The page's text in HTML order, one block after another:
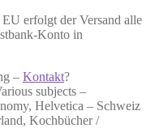
erfolgt der Versand alle
Konto in
– Kontakt?
subjects –
Helvetica – Schweiz
Kochbücher /